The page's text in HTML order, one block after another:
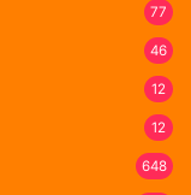
77
46
12
12
648